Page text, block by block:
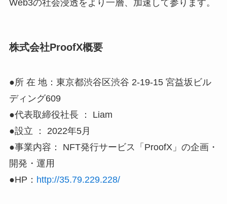
Web3の社会浸透をより一層、加速して参ります。
株式会社ProofX概要
●所 在 地：東京都渋谷区渋谷 2-19-15 宮益坂ビル
ディング609
●代表取締役社長 ： Liam
●設立 ： 2022年5月
●事業内容： NFT発行サービス「ProofX」の企画・
開発・運用
●HP： http://35.79.229.228/